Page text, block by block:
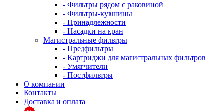
- Фильтры рядом с раковиной
- Фильтры-кувшины
- Принадлежности
- Насадки на кран
Магистральные фильтры
- Предфильтры
- Картриджи для магистральных фильтров
- Умягчители
- Постфильтры
О компании
Контакты
Доставка и оплата